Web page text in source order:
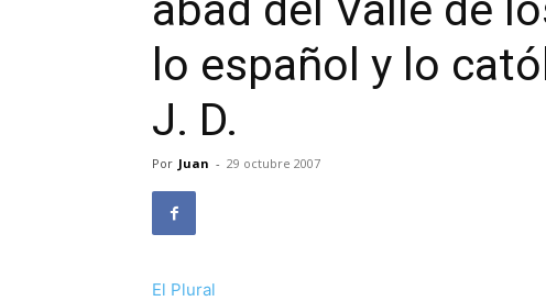
lo español y lo
J. D.
Por Juan - 29 octubre 2007
El Plural